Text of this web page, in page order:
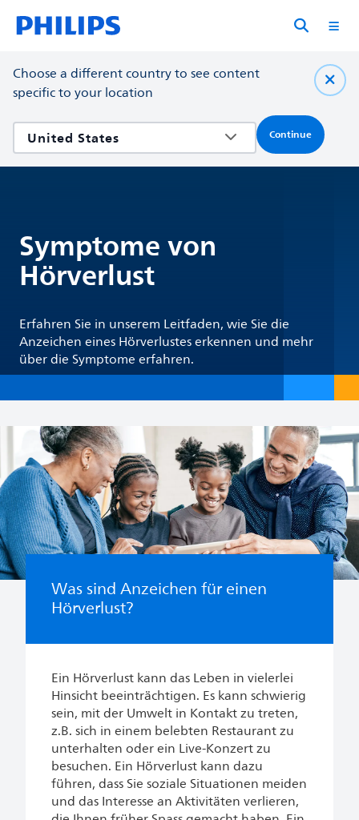
Choose a different country to see content
specific to your location
Continue
Symptome von
Hörverlust
Erfahren Sie in unserem Leitfaden, wie Sie die
Anzeichen eines Hörverlustes erkennen und mehr
über die Symptome erfahren.
Was sind Anzeichen für einen
Hörverlust?
Ein Hörverlust kann das Leben in vielerlei
Hinsicht beeinträchtigen. Es kann schwierig
sein, mit der Umwelt in Kontakt zu treten,
z.B. sich in einem belebten Restaurant zu
unterhalten oder ein Live-Konzert zu
besuchen. Ein Hörverlust kann dazu
führen, dass Sie soziale Situationen meiden
und das Interesse an Aktivitäten verlieren,